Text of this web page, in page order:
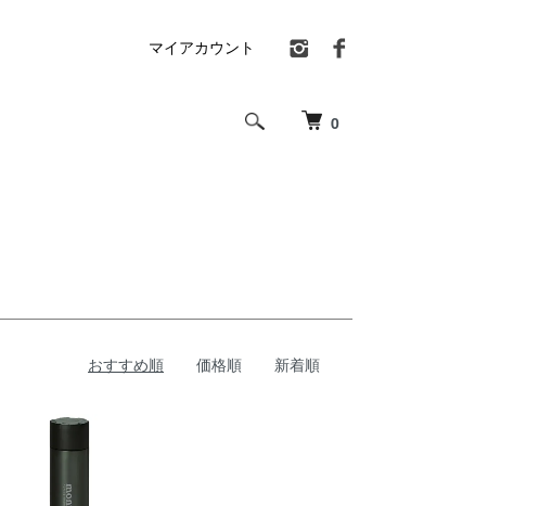
0
マイアカウント
おすすめ順 価格順 新着順